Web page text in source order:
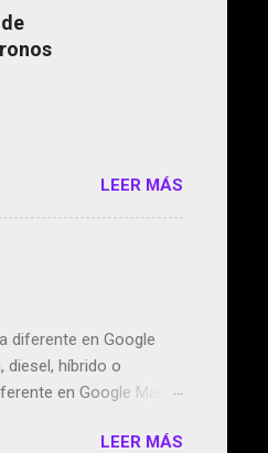
GoBee - StartUp
me siento
amzn.to/2z1UkPK
LEER MÁS
diferente en Google
diesel, híbrido o
en Google Maps.
de Alphabet, laLEER MÁS